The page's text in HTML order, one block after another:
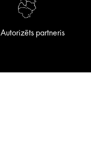
Autorizēts partneris